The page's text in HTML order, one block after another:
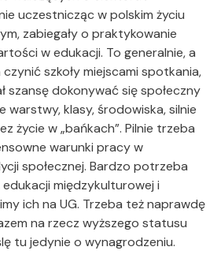
uczestnicząc w polskim życiu
zabiegały o praktykowanie
w edukacji. To generalnie, a
szkoły miejscami spotkania,
szansę dokonywać się społeczny
warstwy, klasy, środowiska, silnie
życie w „bańkach”. Pilnie trzeba
warunki pracy w
społecznej. Bardzo potrzeba
międzykulturowej i
ich na UG. Trzeba też naprawdę
na rzecz wyższego statusu
tu jedynie o wynagrodzeniu.